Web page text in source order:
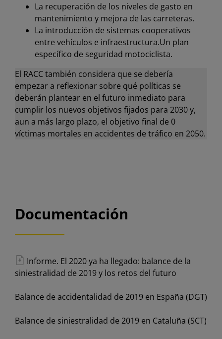
La recuperación de los niveles de gasto en
mantenimiento y mejora de las carreteras.
La introducción de sistemas cooperativos
entre vehículos e infraestructura.Un plan
específico de seguridad motociclista.
El RACC también considera que se debería
empezar a reflexionar sobre qué políticas se
deberán plantear en el futuro inmediato para
cumplir los nuevos objetivos fijados para 2030 y,
aun a más largo plazo, el objetivo final de 0
víctimas mortales en accidentes de tráfico en 2050.
Documentación
Informe. El 2020 ya ha llegado: balance de la
siniestralidad de 2019 y los retos del futuro
Balance de accidentalidad de 2019 en España (DGT)
Balance de siniestralidad de 2019 en Cataluña (SCT)